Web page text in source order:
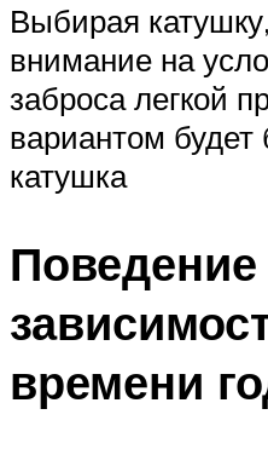
Выбирая
внимание на
заброса легкой
вариантом будет
катушка
времени